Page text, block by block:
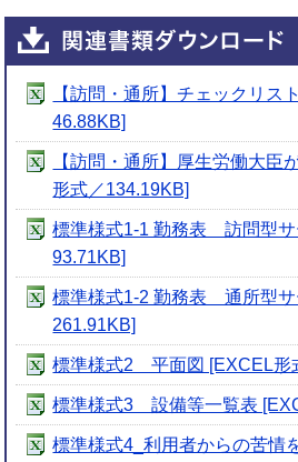
【訪問・通所】チェックリス
46.88KB]
【訪問・通所】厚生労働大臣
形式／134.19KB]
標準様式1-1 勤務表 訪問型サ
93.71KB]
標準様式1-2 勤務表 通所型サ
261.91KB]
標準様式2 平面図 [EXCEL形
標準様式3 設備等一覧表
標準様式4_利用者からの苦情